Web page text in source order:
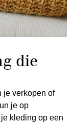
die
je verkopen of
je op
kleding op een